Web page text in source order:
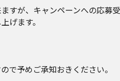
が、キャンペーンへの応募
げます。
で予めご承知おきください。